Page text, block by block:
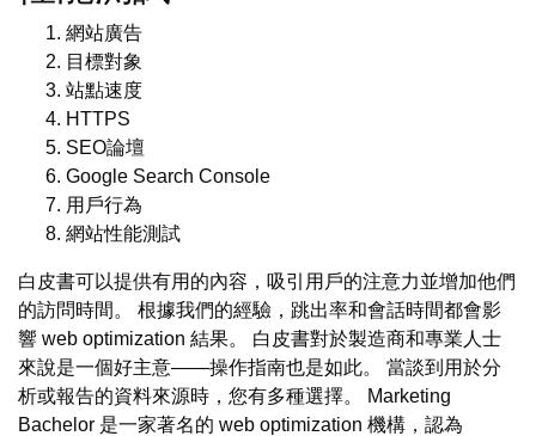
網站廣告
目標對象
站點速度
HTTPS
SEO論壇
Google Search Console
用戶行為
網站性能測試
白皮書可以提供有用的內容，吸引用戶的注意力並增加他們
的訪問時間。 根據我們的經驗，跳出率和會話時間都會影
響 web optimization 結果。 白皮書對於製造商和專業人士
來說是一個好主意——操作指南也是如此。 當談到用於分
析或報告的資料來源時，您有多種選擇。 Marketing
Bachelor 是一家著名的 web optimization 機構，認為